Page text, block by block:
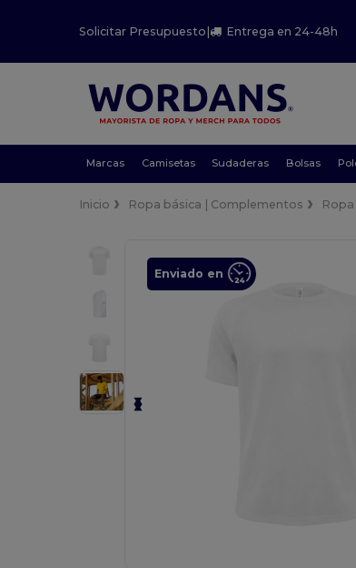
Solicitar Presupuesto | Entrega en 24-48h
Marcas Camisetas Sudaderas Bolsas
Inicio Ropa básica | Complementos
Enviado en